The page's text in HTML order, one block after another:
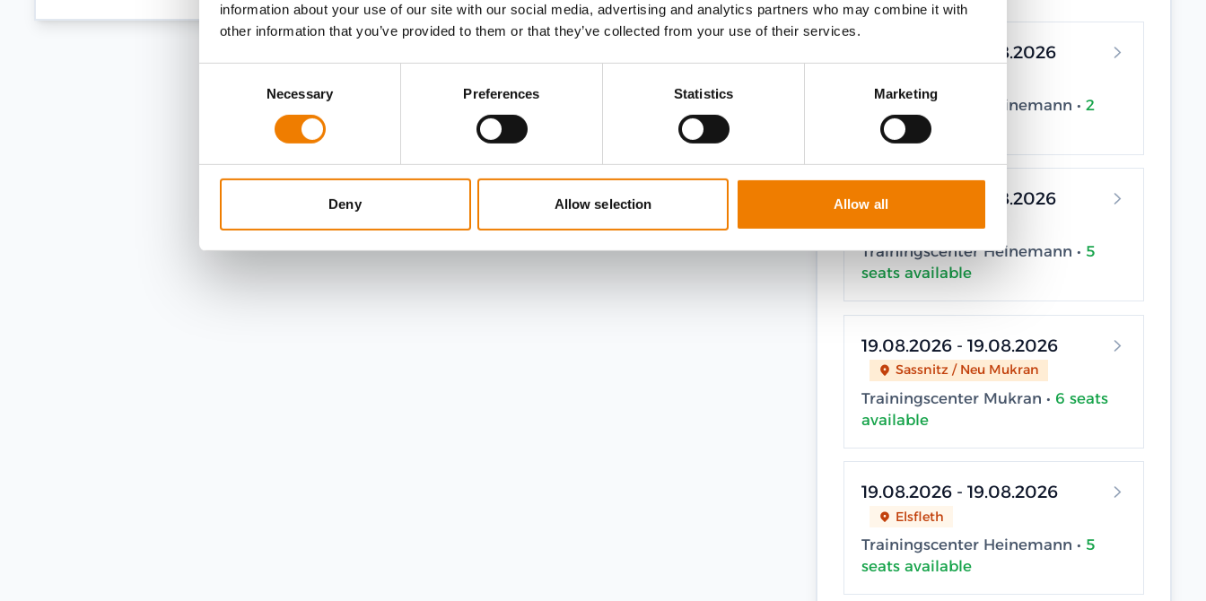
information about your use of our site with our social media, advertising and analytics partners who may combine it with
other information that you’ve provided to them or that they’ve collected from your use of their services.
Necessary Preferences Statistics Marketing
Deny Allow selection Allow all
12.08.2026 - 12.08.2026
Trainingscenter Heinemann • 2
seats available
14.08.2026 - 14.08.2026
Trainingscenter Heinemann • 5
seats available
19.08.2026 - 19.08.2026
Sassnitz / Neu Mukran
Trainingscenter Mukran • 6 seats
available
19.08.2026 - 19.08.2026
Elsfleth
Trainingscenter Heinemann • 5
seats available